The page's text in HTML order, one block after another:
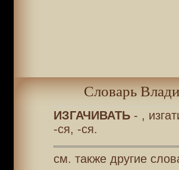
Словарь
ИЗГАЧИВАТЬ- ,
-ся, -ся.
см. также другие